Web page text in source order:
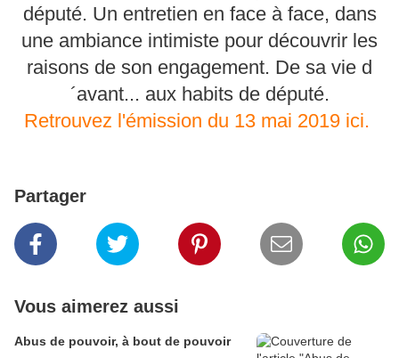
député. Un entretien en face à face, dans
une ambiance intimiste pour découvrir les
raisons de son engagement. De sa vie d
´avant... aux habits de député.
Retrouvez l'émission du 13 mai 2019 ici.
Partager
Vous aimerez aussi
Abus de pouvoir, à bout de pouvoir